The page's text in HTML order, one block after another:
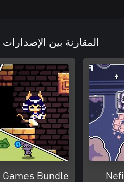
المقارنة بين الإصدارات
Games Bundle